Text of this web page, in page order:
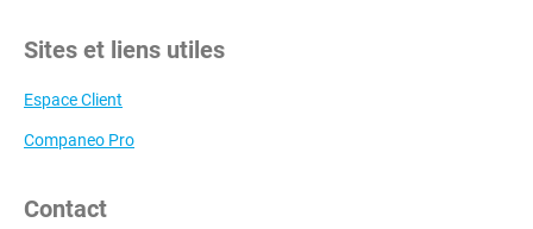
Sites et liens utiles
Espace Client
Companeo Pro
Contact